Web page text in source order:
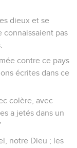
dieux et se
connaissaient pas
contre ce pays
écrites dans ce
colère, avec
a jetés dans un
notre Dieu ; les